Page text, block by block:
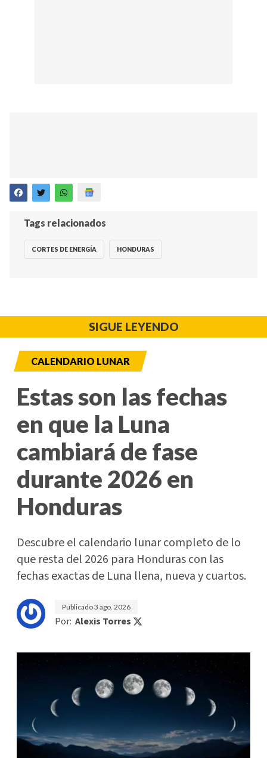
Tags relacionados
CORTES DE ENERGÍA HONDURAS
SIGUE LEYENDO
CALENDARIO LUNAR
Estas son las fechas
en que la Luna
cambiará de fase
durante 2026 en
Honduras
Descubre el calendario lunar completo de lo
que resta del 2026 para Honduras con las
fechas exactas de Luna llena, nueva y cuartos.
Publicado3 ago. 2026
Por: Alexis Torres